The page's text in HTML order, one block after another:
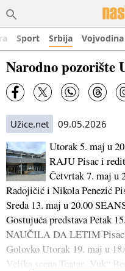
Sport Srbija Vojvodina
Narodno pozorište
Užice.net 09.05.2026
Utorak 5. maj u
RAJU Pisac i
Četvrtak 7. maj u
Radojičić i Nikola Penezić
Sreda 13. maj u 20.00
Gostujuća predstava Petak
NAUČILA DA LETIM
Golovko Utorak 19. maj u
Velika scena Teatar „Vuk“